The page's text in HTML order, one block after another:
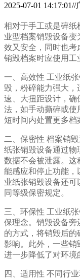
2025-07-01
相对于手工或是碎纸
业型档案销毁设备
效又安全，同时也考
销毁档案时应使用工
一、高效性 工业纸
毁，粉碎能力强大
速、大扭距设计，确
法，如手动撕碎或使
短时间内处置更多档
二、保密性 档案销
纸张销毁设备通过物
数据不会被泄露。这
能感应和停止功能，
业纸张销毁设备还
同等级保密规定。
三、环保性 工业纸
保理念。销毁设备旁
的方式，将销毁后
影响。此外，一些销
进一步降低了对环境
四、适用性 不同行